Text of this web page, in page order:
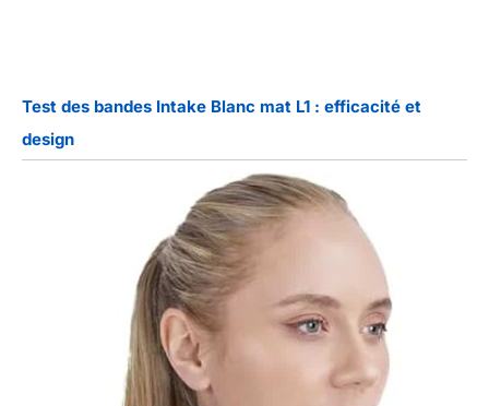
Test des bandes Intake Blanc mat L1 : efficacité et
design